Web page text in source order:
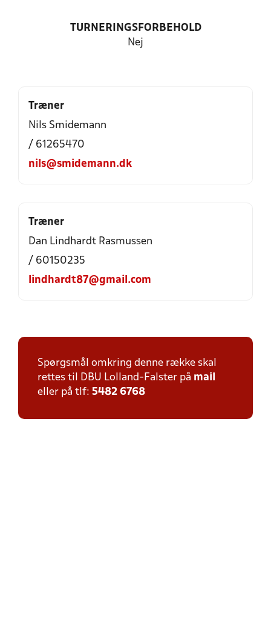
TURNERINGSFORBEHOLD
Nej
Træner
Nils Smidemann
/ 61265470
nils@smidemann.dk
Træner
Dan Lindhardt Rasmussen
/ 60150235
lindhardt87@gmail.com
Spørgsmål omkring denne række skal
rettes til DBU Lolland-Falster på mail
eller på tlf: 5482 6768